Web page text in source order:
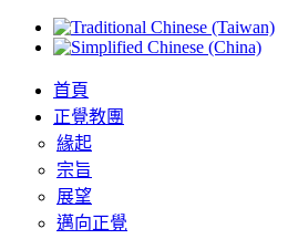
首頁
正覺教團
緣起
宗旨
展望
邁向正覺